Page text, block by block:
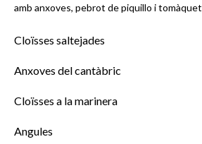
amb anxoves, pebrot de piquillo i tomàquet
Cloïsses saltejades
Anxoves del cantàbric
Cloïsses a la marinera
Angules